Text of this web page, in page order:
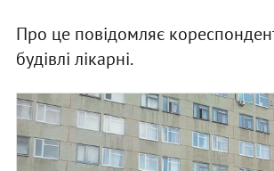
Про це повідомляє
будівлі лікарні.